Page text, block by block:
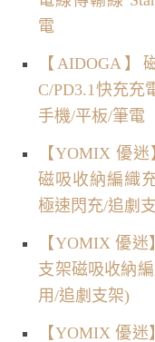
電
【AIDOGA】
C/PD3.1快充充
手機/平板/筆電
【YOMIX 優
磁吸收納編織
極速閃充/追劇
【YOMIX 優
支架磁吸收納
用/追劇支架)
【YOMIX 優